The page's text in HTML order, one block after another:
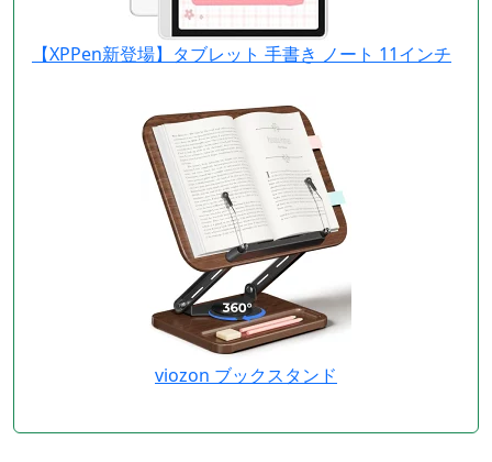
【XPPen新登場】タブレット 手書き ノート 11インチ
viozon ブックスタンド